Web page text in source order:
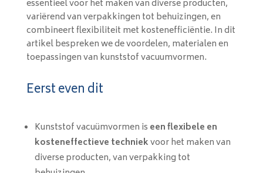
essentieel voor het maken van diverse producten,
variërend van verpakkingen tot behuizingen, en
combineert flexibiliteit met kostenefficiëntie. In dit
artikel bespreken we de voordelen, materialen en
toepassingen van kunststof vacuumvormen.
Eerst even dit
Kunststof vacuümvormen is een flexibele en
kosteneffectieve techniekvoor het maken van
diverse producten, van verpakking tot